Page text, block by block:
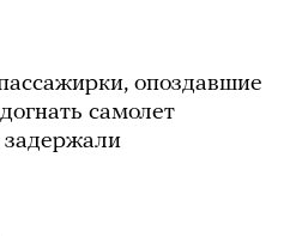
опоздавшие
самолет